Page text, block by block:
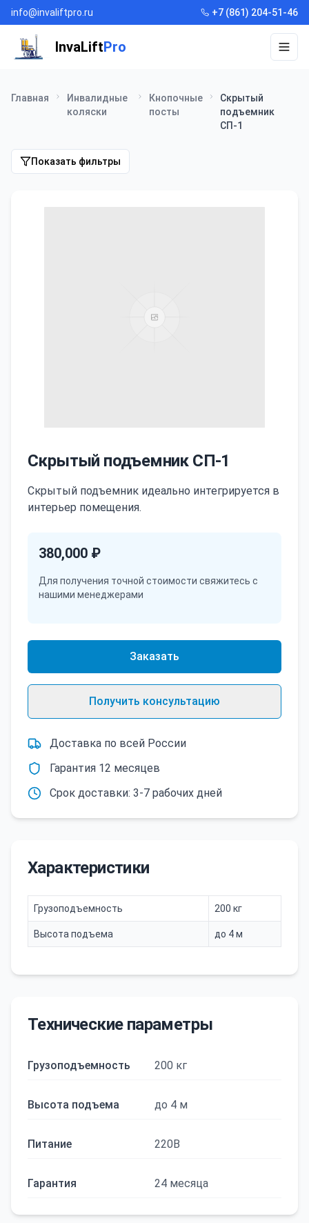
info@invaliftpro.ru +7 (861) 204-51-46
InvaLiftPro
Главная
Инвалидные
коляски
Кнопочные
посты
Скрытый
подъемник
СП-1
Показать фильтры
Скрытый подъемник СП-1
Скрытый подъемник идеально интегрируется в
интерьер помещения.
380,000 ₽
Для получения точной стоимости свяжитесь с
нашими менеджерами
Заказать
Получить консультацию
Доставка по всей России
Гарантия 12 месяцев
Срок доставки: 3-7 рабочих дней
Характеристики
Грузоподъемность 200 кг
Высота подъема до 4 м
Технические параметры
Грузоподъемность 200 кг
Высота подъема до 4 м
Питание 220В
Гарантия 24 месяца